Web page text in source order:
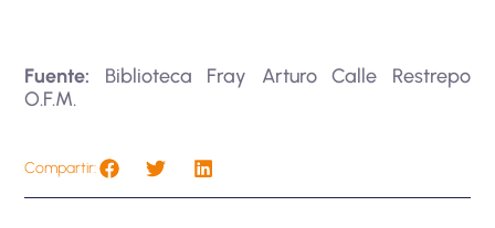
Fuente: Biblioteca Fray Arturo Calle Restrepo
O.F.M.
Compartir: